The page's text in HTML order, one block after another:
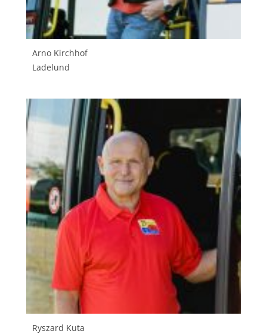
Arno Kirchhof
Ladelund
Ryszard Kuta